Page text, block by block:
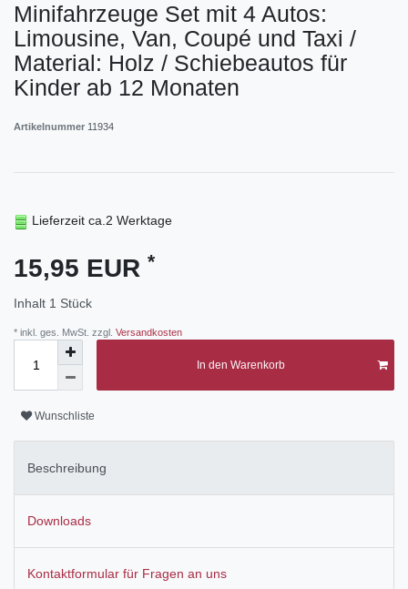
Minifahrzeuge Set mit 4 Autos:
Limousine, Van, Coupé und Taxi /
Material: Holz / Schiebeautos für
Kinder ab 12 Monaten
Artikelnummer 11934
Lieferzeit ca.2 Werktage
15,95 EUR *
Inhalt 1 Stück
* inkl. ges. MwSt. zzgl. Versandkosten
In den Warenkorb
Wunschliste
Beschreibung
Downloads
Kontaktformular für Fragen an uns